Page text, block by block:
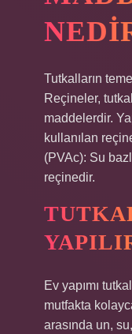
Tutkalların
Reçineler,
maddelerdir.
kullanılan
(PVAc): Su
reçinedir.
Ev yapımı
mutfakta
arasında un,